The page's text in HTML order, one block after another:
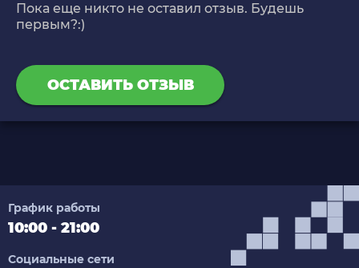
Пока еще никто не оставил отзыв. Будешь
первым?:)
ОСТАВИТЬ ОТЗЫВ
График работы
10:00 - 21:00
Социальные сети